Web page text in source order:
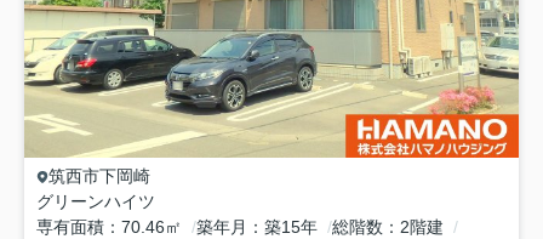
筑西市下岡崎
グリーンハイツ
専有面積
70.46㎡ 築年月 築15年 総階数
2階建